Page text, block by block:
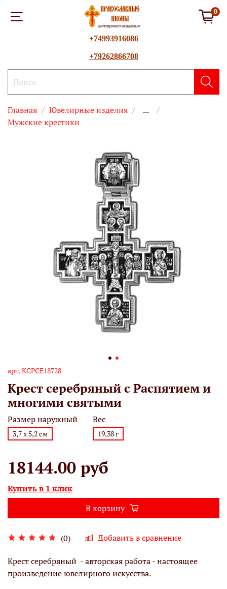
0
+74993916086
+79262866708
Главная Ювелирные изделия
...
Мужские крестики
арт.КСРСЕ18728
Крест серебряный с Распятием и
многими святыми
(0) Добавить в сравнение
Размер наружный
3,7 х 5,2 см
Вес
19,38 г
18144.00 руб
Купить в 1 клик
В корзину
Крест серебряный - авторская работа - настоящее
произведение ювелирного искусства.